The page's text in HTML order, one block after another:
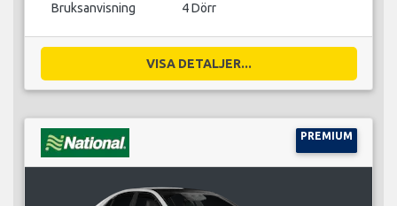
Bruksanvisning 4 Dörr
VISA DETALJER...
PREMIUM